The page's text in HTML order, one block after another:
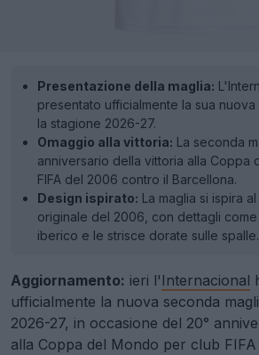
Presentazione della maglia:
presentato ufficialmente la sua
la stagione 2026-27.
Omaggio alla vittoria: La seconda
anniversario della vittoria alla Coppa
FIFA del 2006 contro il Barcellona.
Design ispirato: La maglia si ispira
originale del 2006, con dettagli
iberico e le strisce dorate sulle spalle.
Aggiornamento: ieri l' Internacional
ufficialmente la nuova seconda
2026-27, in occasione del 20°
alla Coppa del Mondo per club FIFA